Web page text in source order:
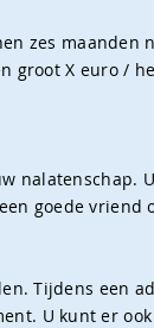
zes maanden
groot X euro /
nalatenschap.
goede vriend
Tijdens een
U kunt er